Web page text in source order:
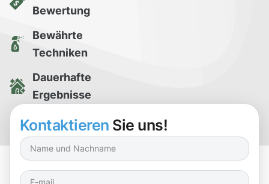
Bewertung
Bewährte
Techniken
Dauerhafte
Ergebnisse
Kostenlose
Reinigungsprobe
Kontaktieren Sie uns!